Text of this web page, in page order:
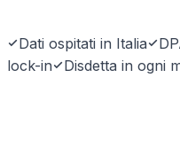
Dati ospitati in Italia
lock-in
Disdetta in ogni